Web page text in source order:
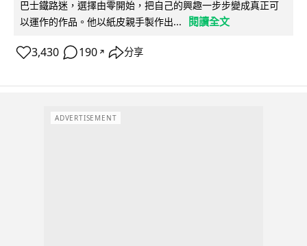
巴士鐵路迷，選擇由零開始，把自己的興趣一步步變成真正可
以運作的作品。他以紙皮親手製作出...
閱讀全文
3,430 190 ↗ 分享
ADVERTISEMENT